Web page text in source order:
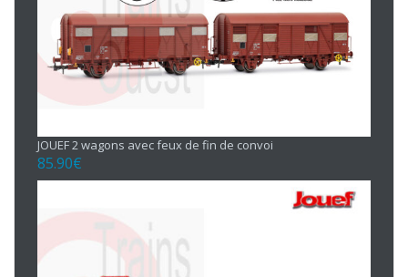
JOUEF 2 wagons avec feux de fin de convoi
85.90€